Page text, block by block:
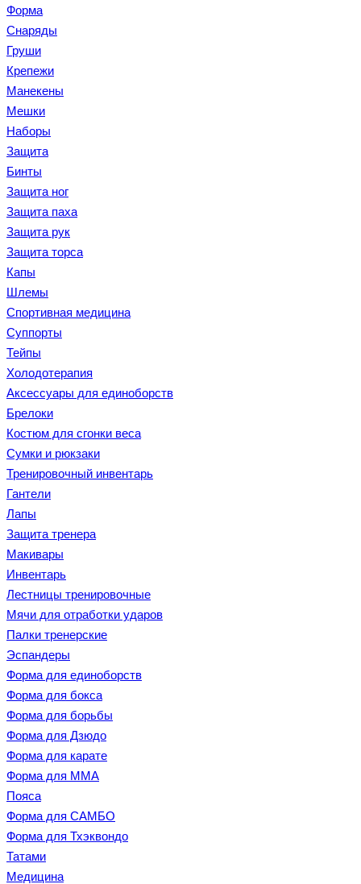
Форма
Снаряды
Груши
Крепежи
Манекены
Мешки
Наборы
Защита
Бинты
Защита ног
Защита паха
Защита рук
Защита торса
Капы
Шлемы
Спортивная медицина
Суппорты
Тейпы
Холодотерапия
Аксессуары для единоборств
Брелоки
Костюм для сгонки веса
Сумки и рюкзаки
Тренировочный инвентарь
Гантели
Лапы
Защита тренера
Макивары
Инвентарь
Лестницы тренировочные
Мячи для отработки ударов
Палки тренерские
Эспандеры
Форма для единоборств
Форма для бокса
Форма для борьбы
Форма для Дзюдо
Форма для карате
Форма для MMA
Пояса
Форма для САМБО
Форма для Тхэквондо
Татами
Медицина